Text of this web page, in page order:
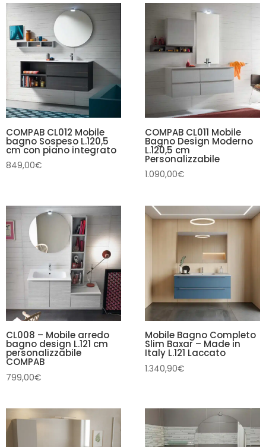
da
779,00€
a
COMPAB CL012 Mobile
bagno Sospeso L.120,5
cm con piano integrato
849,00€
COMPAB CL011 Mobile
Bagno Design Moderno
L.120,5 cm
Personalizzabile
1.090,00€
CL008 – Mobile arredo
bagno design L.121 cm
personalizzabile
COMPAB
799,00€
Mobile Bagno Completo
Slim Baxar – Made in
Italy L.121 Laccato
1.340,90€